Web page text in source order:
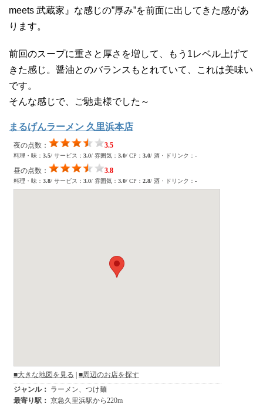
meets 武蔵家』な感じの”厚み”を前面に出してきた感があ
ります。
前回のスープに重さと厚さを増して、もう1レベル上げて
きた感じ。醤油とのバランスもとれていて、これは美味い
です。
そんな感じで、ご馳走様でした～
まるげんラーメン 久里浜本店